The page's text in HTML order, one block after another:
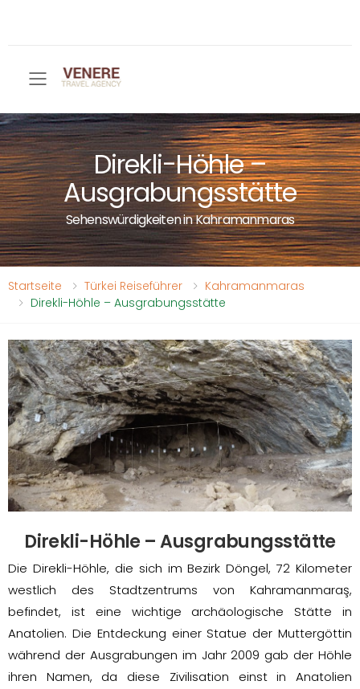
Toggle mobile menu
Direkli-Höhle –
Ausgrabungsstätte
Sehenswürdigkeiten in Kahramanmaras
Startseite Türkei Reiseführer
Kahramanmaras
Direkli-Höhle – Ausgrabungsstätte
Direkli-Höhle – Ausgrabungsstätte
Die Direkli-Höhle, die sich im Bezirk Döngel, 72 Kilometer
westlich des Stadtzentrums von Kahramanmaraş,
befindet, ist eine wichtige archäologische Stätte in
Anatolien. Die Entdeckung einer Statue der Muttergöttin
während der Ausgrabungen im Jahr 2009 gab der Höhle
ihren Namen, da diese Zivilisation einst in Anatolien